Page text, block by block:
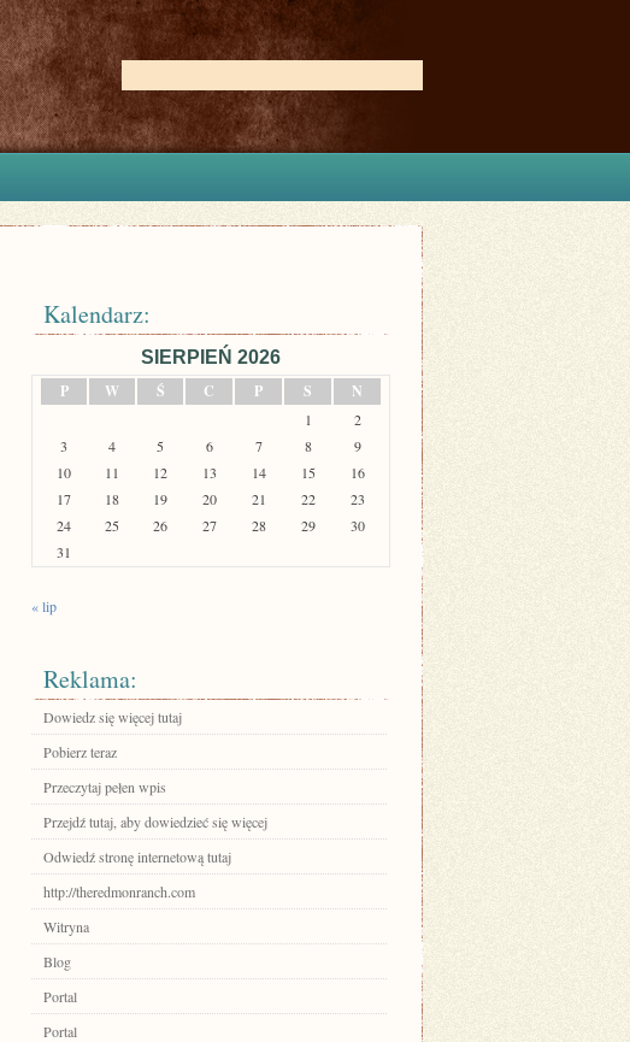
Kalendarz:
SIERPIEŃ 2026
P
W Ś C P S N
1
2
3
4 5 6 7 8
9
10
11 12 13 14 15
16
17
18 19 20 21 22
23
24
25 26 27 28 29
30
31
« lip
Reklama:
Dowiedz się więcej tutaj
Pobierz teraz
Przeczytaj pełen wpis
Przejdź tutaj, aby dowiedzieć się więcej
Odwiedź stronę internetową tutaj
http://theredmonranch.com
Witryna
Blog
Portal
Portal